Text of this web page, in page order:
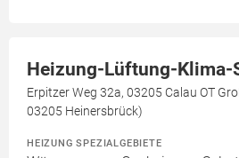
Heizung-Lüftung-Klima-
Erpitzer Weg 32a, 03205 Calau OT
03205 Heinersbrück)
HEIZUNG SPEZIALGEBIETE